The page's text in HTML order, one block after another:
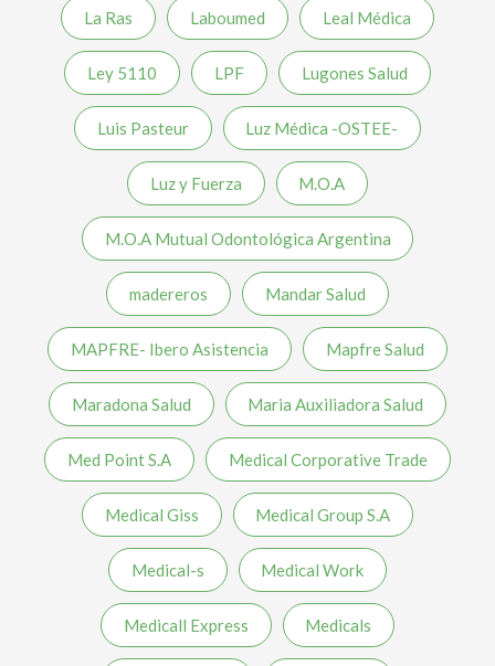
La Ras Laboumed Leal Médica
Ley 5110 LPF Lugones Salud
Luis Pasteur Luz Médica -OSTEE-
Luz y Fuerza M.O.A
M.O.A Mutual Odontológica Argentina
madereros Mandar Salud
MAPFRE- Ibero Asistencia Mapfre Salud
Maradona Salud Maria Auxiliadora Salud
Med Point S.A Medical Corporative Trade
Medical Giss Medical Group S.A
Medical-s Medical Work
Medicall Express Medicals